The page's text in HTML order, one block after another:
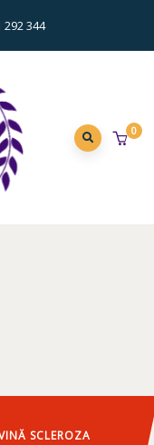
292 344
0
SCLEROZA